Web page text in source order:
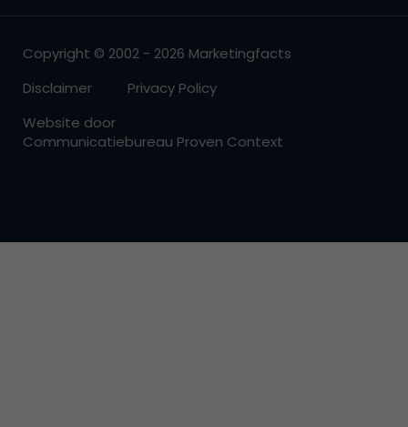
Copyright © 2002 - 2026 Marketingfacts
Disclaimer
Privacy Policy
Website door
Communicatiebureau Proven Context